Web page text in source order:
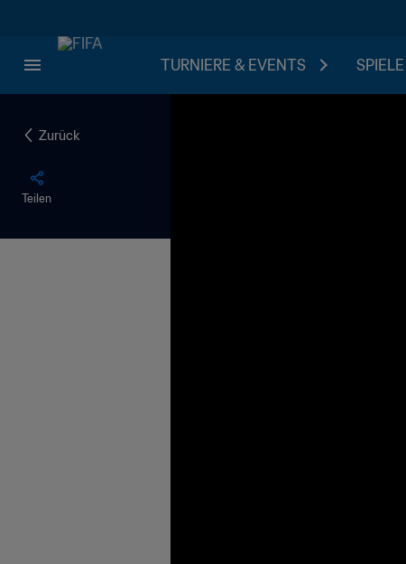
TURNIERE & EVENTS
Zurück
Teilen